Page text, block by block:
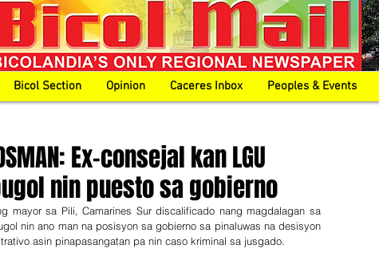
Bicol Section Opinion Caceres Inbox Peoples & Events
Ex-consejal kan LGU
nin puesto sa gobierno
mayor sa Pili, Camarines Sur discalificado nang magdalagan sa
nin ano man na posisyon sa gobierno sa pinaluwas na desisyon
asin pinapasangatan pa nin caso kriminal sa jusgado.